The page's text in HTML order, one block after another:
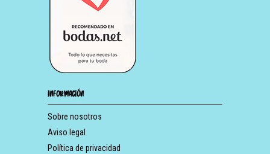
INFORMACIÓN
Sobre nosotros
Aviso legal
Política de privacidad